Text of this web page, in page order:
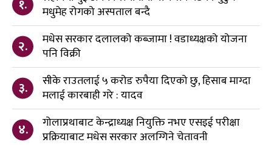
१.
मधुमेह रोगको अस्पताल बन्दै
२.
मधेस सरकार दलालको कब्जामा ! वडाध्यक्षको योजना
पनि विक्री
३.
सीके राउतलाई ५ करोड रुपैया दिएको छु, हिसाब माग्दा
मलाई कारबाही गरे : यादव
४.
गोलाप्रथाबाट केन्द्राध्यक्ष नियुक्ति नभए एसइई परीक्षा
प्रक्रियाबाट मधेस सरकार अलग्गिने चेतावनी